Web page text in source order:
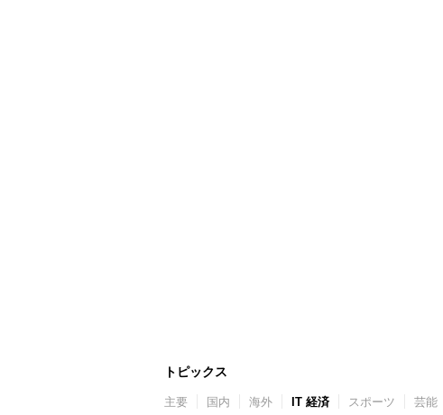
トピックス
主要 国内 海外 IT 経済 スポーツ 芸能